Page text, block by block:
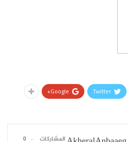
Twitter
Google+
0